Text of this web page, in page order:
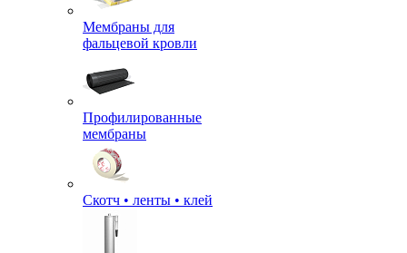
Мембраны для
фальцевой кровли
Профилированные
мембраны
Скотч • ленты • клей